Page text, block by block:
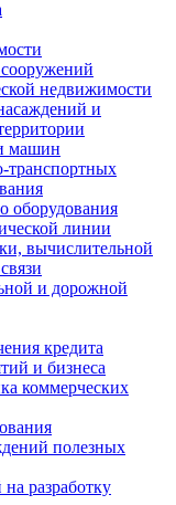
недвижимости
и
машин
транспортных
оборудования
линии
вычислительной
и дорожной
кредита
и бизнеса
коммерческих
полезных
разработку